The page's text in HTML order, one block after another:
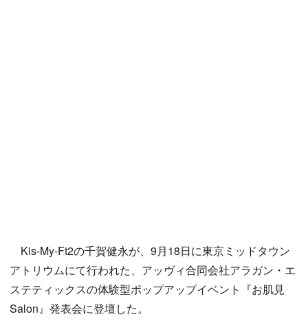
Kis-My-Ft2の千賀健永が、9月18日に東京ミッドタウン
アトリウムにて行われた、アッヴィ合同会社アラガン・エ
ステティックスの体験型ポップアップイベント『お肌見
Salon』発表会に登壇した。